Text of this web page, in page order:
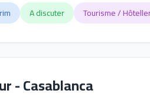
A discuter Tourisme /
- Casablanca